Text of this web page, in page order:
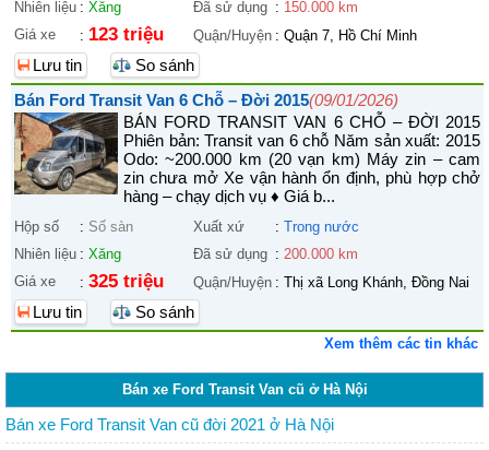
Nhiên liệu : Xăng Đã sử dụng : 150.000 km
Giá xe
: 123 triệu Quận/Huyện : Quận 7, Hồ Chí Minh
Lưu tin
So sánh
Bán Ford Transit Van 6 Chỗ – Đời 2015(09/01/2026)
BÁN FORD TRANSIT VAN 6 CHỖ – ĐỜI 2015
Phiên bản: Transit van 6 chỗ Năm sản xuất: 2015
Odo: ~200.000 km (20 vạn km) Máy zin – cam
zin chưa mở Xe vận hành ổn định, phù hợp chở
hàng – chạy dịch vụ ♦ Giá b...
Hộp số : Số sàn Xuất xứ : Trong nước
Nhiên liệu : Xăng Đã sử dụng : 200.000 km
Giá xe
: 325 triệu Quận/Huyện : Thị xã Long Khánh, Đồng Nai
Lưu tin So sánh
Xem thêm các tin khác
Bán xe Ford Transit Van cũ ở Hà Nội
Bán xe Ford Transit Van cũ đời 2021 ở Hà Nội